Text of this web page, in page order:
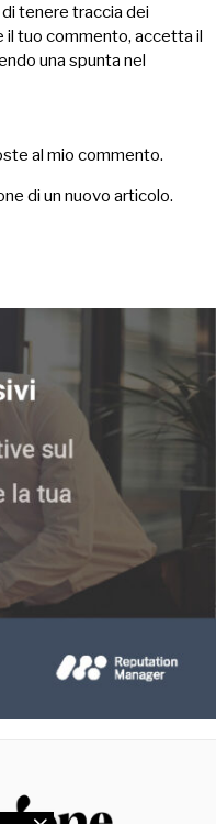
tenere traccia dei
tuo commento, accetta il
una spunta nel
al mio commento.
di un nuovo articolo.